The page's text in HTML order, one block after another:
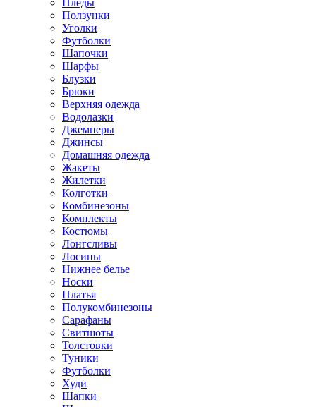
Ползунки
Уголки
Футболки
Шапочки
Шарфы
Блузки
Брюки
Верхняя одежда
Водолазки
Джемперы
Джинсы
Домашняя одежда
Жакеты
Жилетки
Колготки
Комбинезоны
Комплекты
Костюмы
Лонгсливы
Лосины
Нижнее белье
Носки
Платья
Полукомбинезоны
Сарафаны
Свитшоты
Толстовки
Туники
Футболки
Худи
Шапки